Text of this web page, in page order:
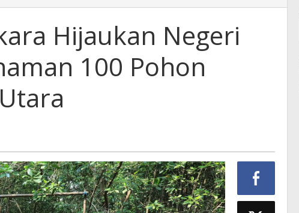
Hijaukan Negeri
100 Pohon